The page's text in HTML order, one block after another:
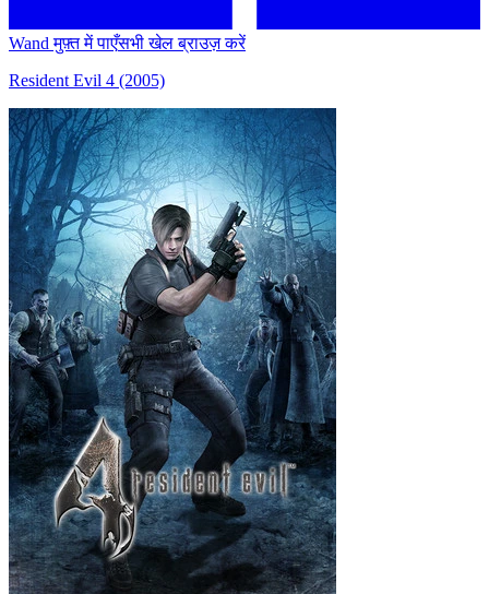
Wand मुफ़्त में पाएँसभी खेल ब्राउज़ करें
Resident Evil 4 (2005)